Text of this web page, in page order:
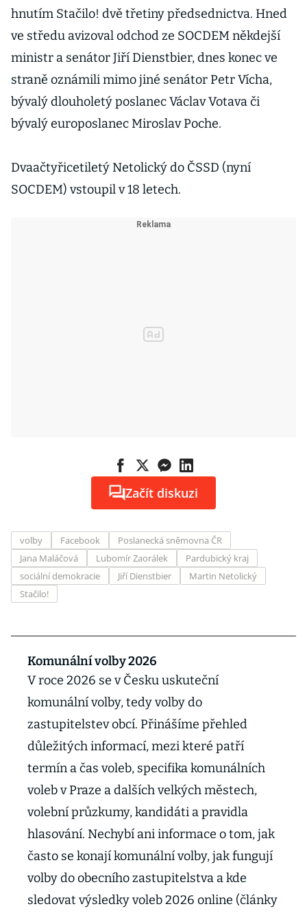
hnutím Stačilo! dvě třetiny předsednictva. Hned
ve středu avizoval odchod ze SOCDEM někdejší
ministr a senátor Jiří Dienstbier, dnes konec ve
straně oznámili mimo jiné senátor Petr Vícha,
bývalý dlouholetý poslanec Václav Votava či
bývalý europoslanec Miroslav Poche.
Dvaačtyřicetiletý Netolický do ČSSD (nyní
SOCDEM) vstoupil v 18 letech.
Začít diskuzi
volby Facebook
Poslanecká sněmovna ČR
Jana Maláčová
Lubomír Zaorálek
Pardubický kraj
sociální demokracie
Jiří Dienstbier
Martin Netolický
Stačilo!
Komunální volby 2026
V roce 2026 se v Česku uskuteční
komunální volby, tedy volby do
zastupitelstev obcí. Přinášíme přehled
důležitých informací, mezi které patří
termín a čas voleb, specifika komunálních
voleb v Praze a dalších velkých městech,
volební průzkumy, kandidáti a pravidla
hlasování. Nechybí ani informace o tom, jak
často se konají komunální volby, jak fungují
volby do obecního zastupitelstva a kde
sledovat výsledky voleb 2026 online (články